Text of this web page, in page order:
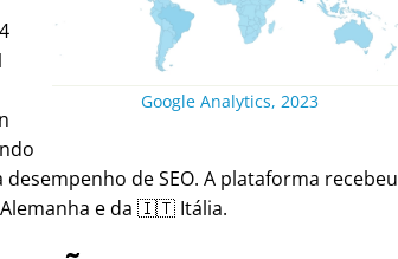
Google Analytics, 2023
de SEO. A plataforma recebeu
e da 🇮🇹 Itália.